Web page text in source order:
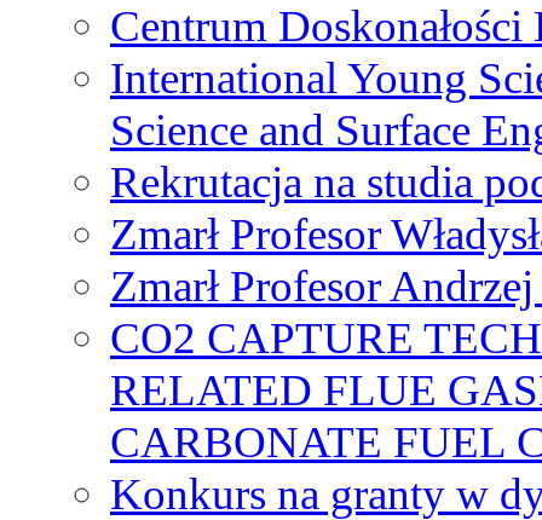
Centrum
International Young
Science and Surface
Rekrutacja na studia
Zmarł Profesor
Zmarł Profesor
CO2 CAPTURE
RELATED FLUE
CARBONATE FUEL
Konkurs na granty w